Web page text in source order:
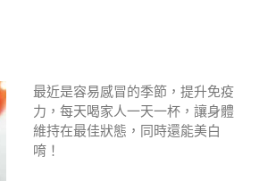
最近是容易感冒的季節，提升免疫
力，每天喝家人一天一杯，讓身體
維持在最佳狀態，同時還能美白
唷！